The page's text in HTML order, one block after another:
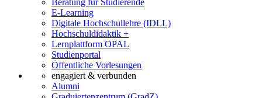
Beratung für Studierende
E-Learning
Digitale Hochschullehre (IDLL)
Hochschuldidaktik +
Lernplattform OPAL
Studienportal
Öffentliche Vorlesungen
engagiert & verbunden
Alumni